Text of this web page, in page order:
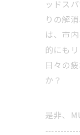
ッドス
りの解
は、市
的にも
日々の
か？
是非、